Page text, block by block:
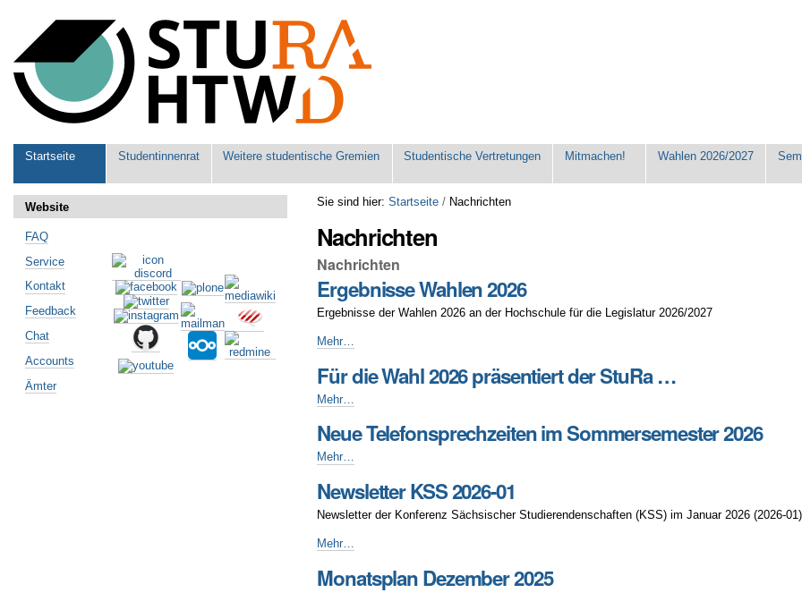
Werkzeuge
Sektionen
Startseite Studentinnenrat Weitere studentische Gremien Studentische Vertretungen Mitmachen! Wahlen 2026/2027
Sie sind hier: Startseite / Nachrichten
Nachrichten
Nachrichten
Ergebnisse Wahlen 2026
Ergebnisse der Wahlen 2026 an der Hochschule für die Legislatur 2026/2027
Ergebnisse
2026
Mehr…
Für die Wahl 2026 präsentiert der StuRa …
Für
Wahl
2026
präsentiert
der
StuRa
…
Mehr…
Neue Telefonsprechzeiten im Sommersemester 2026
Neue
im
Sommersemester
-
Mehr…
Newsletter KSS 2026-01
Newsletter der Konferenz Sächsischer Studierendenschaften (KSS) im Januar 2026 (2026-01)
Newsletter
2026-
Mehr…
Monatsplan Dezember 2025
Website
FAQ
Service
Kontakt
Feedback
Chat
Accounts
Ämter